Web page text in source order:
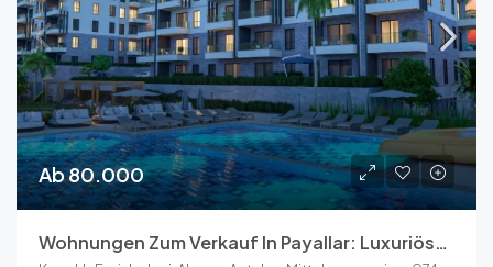
Ab 80.000
Wohnungen Zum Verkauf In Payallar: Luxuriöse Wohnungen Mit Meerblick In Den Konak Towers